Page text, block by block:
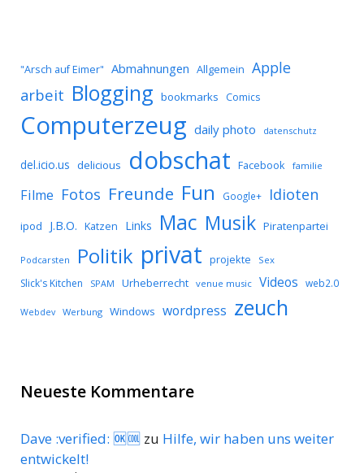
"Arsch auf Eimer" Abmahnungen Allgemein Apple
arbeit Blogging bookmarks Comics
Computerzeug daily photo datenschutz
del.icio.us delicious dobschat Facebook familie
Filme Fotos Freunde Fun Google+ Idioten
ipod J.B.O. Katzen Links Mac Musik Piratenpartei
Podcarsten Politik privat projekte Sex
Slick's Kitchen SPAM Urheberrecht venue music Videos web2.0
Webdev Werbung Windows wordpress zeuch
Neueste Kommentare
Dave :verified: 🆗🆒 zu Hilfe, wir haben uns weiter
entwickelt!